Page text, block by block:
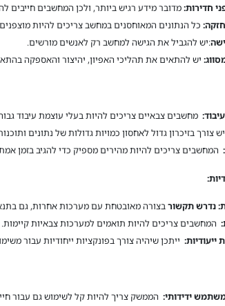
חדירות:מדובר מידע רגיש ביותר, ולכן המחשבים חייבים
כל הנתונים המאוחסנים במחשב צריכים להיות
:יש להגביל את הגישה למחשב רק לאנשים מורשים.
יש להתאים את תהליכי האפיון, יהיצור והאספקה
מחשבים צבאיים צריכים להיות בעלי עוצמת עיבוד
יש צורך בזיכרון גדול לאחסון כמויות גדולות של נתונים
המחשבים צריכים להיות מהירים מספיק כדי להגיב בזמן
:
נדרש תקשורבצורה מאובטחת עם מערכות אחרות, גם
המחשבים צריכים להיות תואמים למערכות צבאיות קיימות.
ייעודיות: ייתכן שיהיה צורך בפונקציות ייחודיות עבור
ידידותי: הממשק צריך להיות קל לשימוש גם עבור